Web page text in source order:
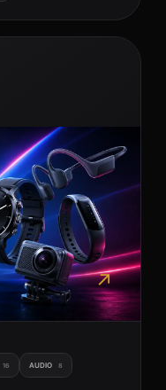
↗
16 AUDIO 8